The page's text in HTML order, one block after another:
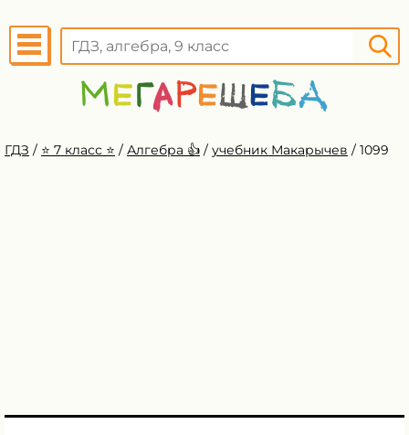
ГДЗ / ⭐️ 7 класс ⭐️ / Алгебра 👍 / учебник Макарычев / 1099